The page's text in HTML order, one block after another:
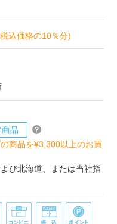
込価格の10％分)
品
商品を¥3,300以上のお買
び北海道、または当社指